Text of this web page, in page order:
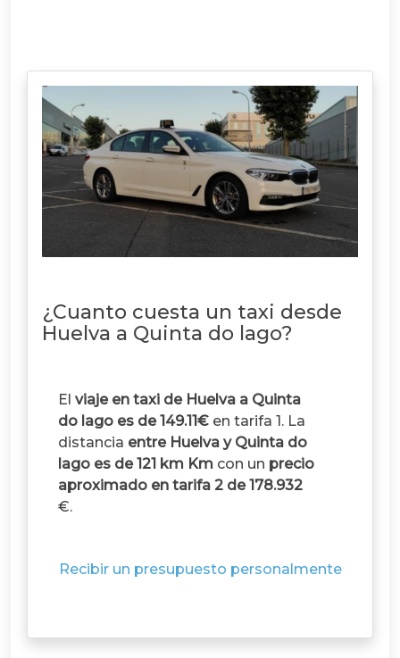
¿Cuanto cuesta un taxi desde
Huelva a Quinta do lago?
El viaje en taxi de Huelva a Quinta
do lago es de 149.11€ en tarifa 1. La
distancia entre Huelva y Quinta do
lago es de 121 km Km con un precio
aproximado en tarifa 2 de 178.932
€.
Recibir un presupuesto personalmente